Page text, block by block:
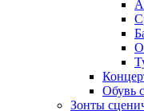
Обувь
Зонты